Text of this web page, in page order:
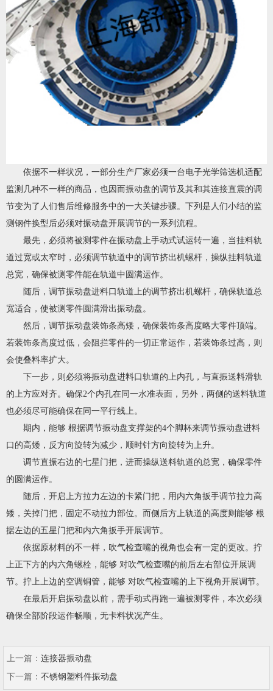
依据不一样状况，一部分生产厂家必须一台电子光学筛选机适配
监测几种不一样的商品，也因而振动盘的调节及其和其连接直震的调
节变为了人们售后维修服务中的一大关键步骤。下列是人们小结的监
测钢件换型后必须对振动盘开展调节的一系列流程。
最先，必须将被测零件在振动盘上手动式试运转一遍，当挂料轨
道过宽或太窄时，必须调节轨道中的调节挤出机螺杆，操纵挂料轨道
总宽，确保被测零件能在轨道中圆满运作。
随后，调节振动盘进料口轨道上的调节挤出机螺杆，确保轨道总
宽适合，使被测零件圆满滑出振动盘。
然后，调节振动盘装饰条高矮，确保装饰条高度略大零件顶端。
若装饰条高度过低，会阻拦零件的一切正常运作，若装饰条过高，则
会使叠料率扩大。
下一步，则必须将振动盘进料口轨道的上内孔，与直振送料滑轨
的上方应对齐。确保2个内孔在同一水准表面，另外，两侧的送料轨道
也必须尽可能确保在同一平行线上。
期内，能够 根据调节振动盘支撑架的4个脚杯来调节振动盘进料
口的高矮，反方向旋转为减少，顺时针方向旋转为上升。
调节直振右边的七星门把，进而操纵送料轨道的总宽，确保零件
的圆满运作。
随后，开启上方拉力左边的卡紧门把，用内六角扳手调节拉力高
矮，关掉门把，固定不动拉力部位。而侧后方上轨道的高度则能够 根
据左边的五星门把和内六角扳手开展调节。
依据原材料的不一样，吹气检查嘴的视角也会有一定的更改。拧
上正下方的内六角螺栓，能够 对吹气检查嘴的前后左右部位开展调
节。拧上上边的空调铜管，能够 对吹气检查嘴的上下视角开展调节。
在最后开启振动盘以前，需手动式再跑一遍被测零件，本次必须
确保全部阶段运作畅顺，无卡料状况产生。
上一篇： 连接器振动盘
下一篇： 不锈钢塑料件振动盘